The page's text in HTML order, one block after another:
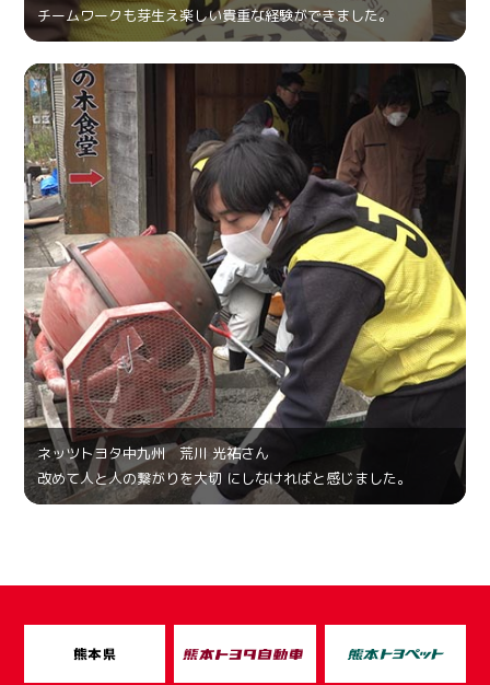
チームワークも芽生え楽しい貴重な経験ができました。
ネッツトヨタ中九州 荒川 光祐さん
改めて人と人の繋がりを大切 にしなければと感じました。